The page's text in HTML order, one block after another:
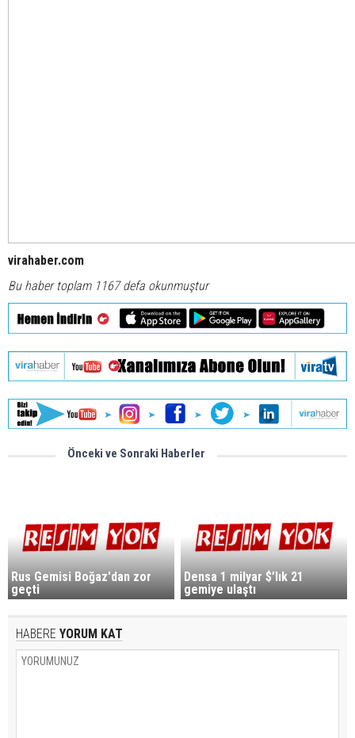
virahaber.com
Bu haber toplam 1167 defa okunmuştur
Önceki ve Sonraki Haberler
Rus Gemisi Boğaz'dan zor
geçti
Densa 1 milyar $’lık 21
gemiye ulaştı
HABERE YORUM KAT